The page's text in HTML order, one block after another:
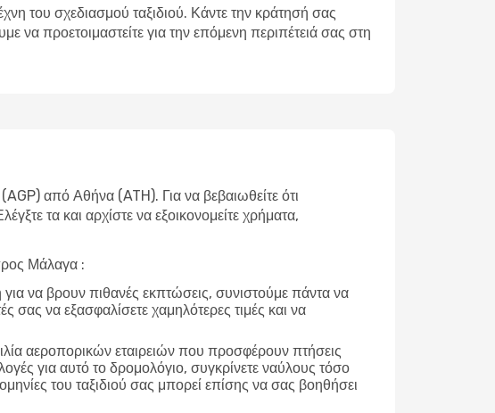
του σχεδιασμού ταξιδιού. Κάντε την κράτησή σας
να προετοιμαστείτε για την επόμενη περιπέτειά σας στη
από Αθήνα (ATH). Για να βεβαιωθείτε ότι
τα και αρχίστε να εξοικονομείτε χρήματα,
Μάλαγα :
για να βρουν πιθανές εκπτώσεις, συνιστούμε πάντα να
σας να εξασφαλίσετε χαμηλότερες τιμές και να
αεροπορικών εταιρειών που προσφέρουν πτήσεις
για αυτό το δρομολόγιο, συγκρίνετε ναύλους τόσο
του ταξιδιού σας μπορεί επίσης να σας βοηθήσει